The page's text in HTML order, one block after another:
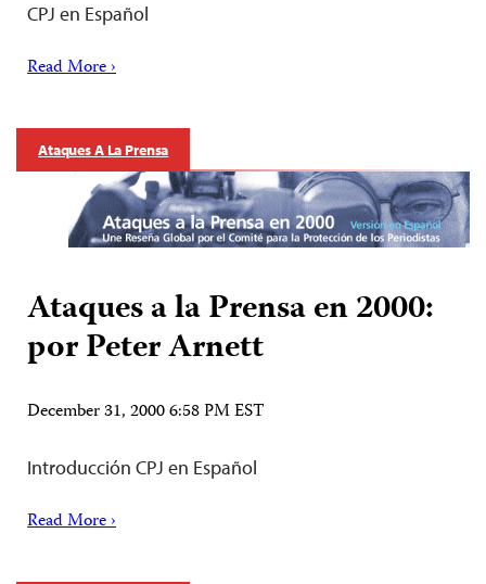
CPJ en Español
Read More ›
Ataques A La Prensa
Ataques a la Prensa en 2000:
por Peter Arnett
December 31, 2000 6:58 PM EST
Introducción CPJ en Español
Read More ›